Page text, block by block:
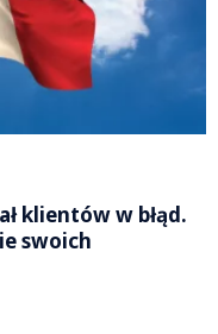
klientów w błąd.
swoich